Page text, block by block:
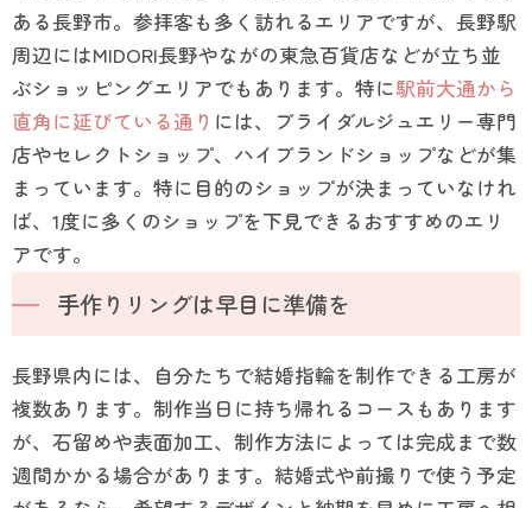
ある長野市。参拝客も多く訪れるエリアですが、長野駅
周辺にはMIDORI長野やながの東急百貨店などが立ち並
ぶショッピングエリアでもあります。特に駅前大通から
直角に延びている通り には、ブライダルジュエリー専門
店やセレクトショップ、ハイブランドショップなどが集
まっています。特に目的のショップが決まっていなけれ
ば、1度に多くのショップを下見できるおすすめのエリ
アです。
手作りリングは早目に準備を
長野県内には、自分たちで結婚指輪を制作できる工房が
複数あります。制作当日に持ち帰れるコースもあります
が、石留めや表面加工、制作方法によっては完成まで数
週間かかる場合があります。結婚式や前撮りで使う予定